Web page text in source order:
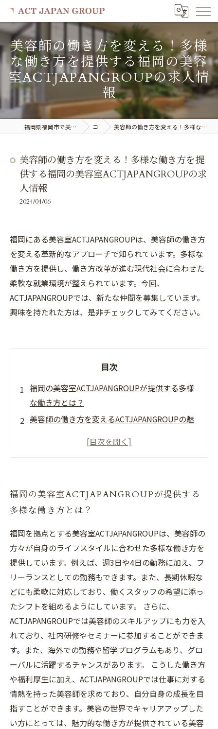
美容師の働き方を変える！多様
な働き方を提供する福岡の美容
室ACTJAPANGROUPの求人情
報
福岡県福岡市で美容室の求人ならACT JAPAN GROUP コラム 美容師の働き方を変える！多様な働き方を提供する福岡の美容室ACTJAPANGROUPの求人情報
美容師の働き方を変える！多様な働き方を提
供する福岡の美容室ACTJAPANGROUPの求
人情報
2024/04/06
福岡にある美容室ACTJAPANGROUPは、美容師の働き方
を変える革新的なアプローチで知られています。多様な
働き方を提供し、働き方改革が進む現代社会に合わせた
柔軟な就業環境が整えられています。今回、
ACTJAPANGROUPでは、新たな仲間を募集しています。
興味を持たれた方は、是非チェックしてみてください。
目次
福岡の美容室ACTJAPANGROUPが提供する多様
な働き方とは？
美容師の働き方を変えるACTJAPANGROUPの魅
新しいスタイルの美容師として活躍できる
務時間と待遇
福岡で働く美容師におすすめの
ACTJAPANGROUPの求人詳細
福岡の美容室ACTJAPANGROUPが提供する
多様な働き方とは？
福岡を拠点とする美容室ACTJAPANGROUPは、美容師の
方々が自身のライフスタイルに合わせた多様な働き方を
提供しています。例えば、週3日や4日の勤務に加え、フ
リーランスとしての勤務もできます。また、長期休暇な
どにも柔軟に対応しており、働くスタッフの希望に添っ
たシフトを組めるようにしています。 さらに、
ACTJAPANGROUPでは美容師のスキルアップにも力を入
れており、社内研修やセミナーに参加することができま
す。また、海外での勤務や留学プログラムもあり、グロ
ーバルに活躍するチャンスがあります。 こうした働き方
や福利厚生に加え、ACTJAPANGROUPでは仕事に対する
情熱を持った美容師を求めており、自分自身の成長を目
指すことができます。美容の世界でキャリアアップした
い方にとっては、魅力的な働き方が提供されている美容